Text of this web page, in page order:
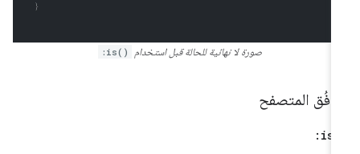
صورة لا نهائية للحالة قبل استخدام :is()
المتصفح